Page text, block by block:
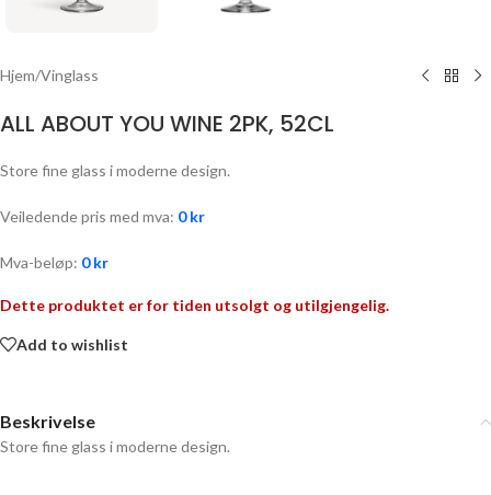
Hjem/Vinglass
ALL ABOUT YOU WINE 2PK, 52CL
Store fine glass i moderne design.
Veiledende pris med mva: 0kr
Mva-beløp: 0kr
Dette produktet er for tiden utsolgt og utilgjengelig.
Add to wishlist
Beskrivelse
Store fine glass i moderne design.